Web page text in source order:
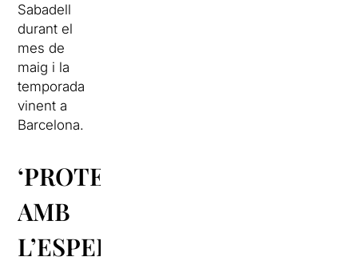
Sabadell
durant el
mes de
maig i la
temporada
vinent a
Barcelona.
‘PROTESTA’
AMB
L’ESPERIT